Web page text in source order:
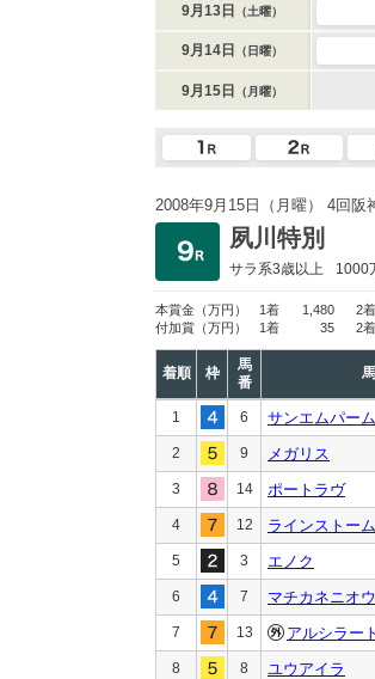
9月13日 （土曜）
9月14日 （日曜）
9月15日 （月曜）
2008年9月15日（月曜） 4回阪
夙川特別
サラ系3歳以上 1000
本賞金 （万円） 1着 1,480 2着
付加賞 （万円） 1着 35 2着
着順 枠
馬
番
1 6 サンエムパーム
2 9 メガリス
3 14 ポートラヴ
4 12 ラインストーム
5 3 エノク
6 7 マチカネニオ
7 13 アルシラート
8 8 ユウアイラ